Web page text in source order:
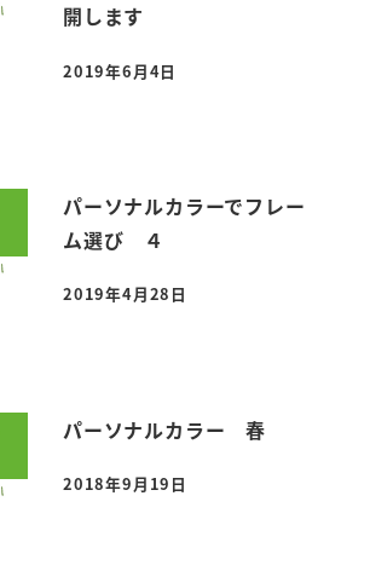
開します
投稿日
2019年6月4日
パーソナルカラーでフレー
ム選び ４
投稿日
2019年4月28日
パーソナルカラー 春
投稿日
2018年9月19日